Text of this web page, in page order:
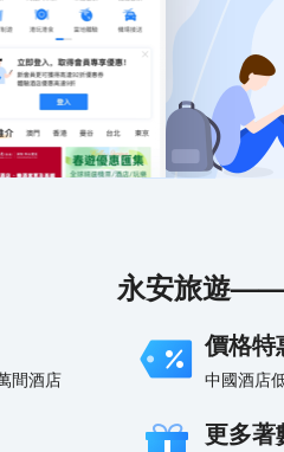
博物館致力於收集、研究、保存及展
重要藝術作品。透過這些努力，博
識以及彼此聯繫起來，促進對我們共
永安旅遊——
間酒店
價格特
中國酒店
更多著